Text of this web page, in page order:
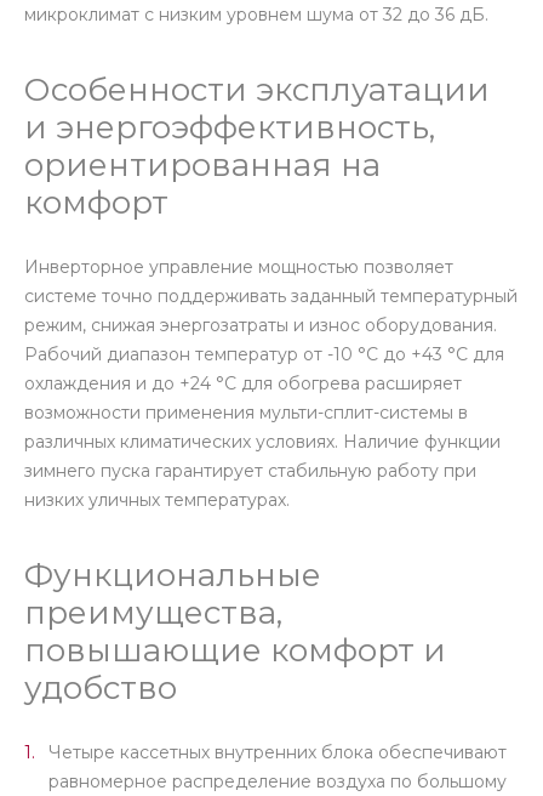
микроклимат с низким уровнем шума от 32 до 36 дБ.
Особенности эксплуатации
и энергоэффективность,
ориентированная на
комфорт
Инверторное управление мощностью позволяет
системе точно поддерживать заданный температурный
режим, снижая энергозатраты и износ оборудования.
Рабочий диапазон температур от -10 °С до +43 °С для
охлаждения и до +24 °С для обогрева расширяет
возможности применения мульти-сплит-системы в
различных климатических условиях. Наличие функции
зимнего пуска гарантирует стабильную работу при
низких уличных температурах.
Функциональные
преимущества,
повышающие комфорт и
удобство
Четыре кассетных внутренних блока обеспечивают
равномерное распределение воздуха по большому